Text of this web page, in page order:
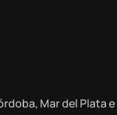
Mar del Plata e